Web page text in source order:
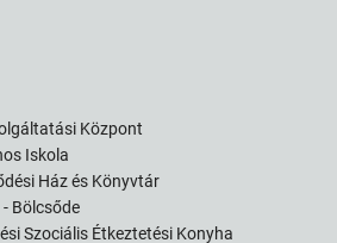
Központ
Iskola
Ház és Könyvtár
Bölcsőde
Szociális Étkeztetési Konyha